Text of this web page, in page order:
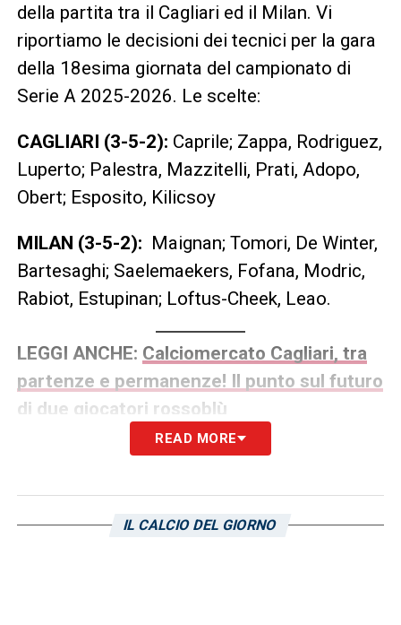
della partita tra il Cagliari ed il Milan. Vi
riportiamo le decisioni dei tecnici per la gara
della 18esima giornata del campionato di
Serie A 2025-2026. Le scelte:
CAGLIARI (3-5-2): Caprile; Zappa, Rodriguez,
Luperto; Palestra, Mazzitelli, Prati, Adopo,
Obert; Esposito, Kilicsoy
MILAN (3-5-2): Maignan; Tomori, De Winter,
Bartesaghi; Saelemaekers, Fofana, Modric,
Rabiot, Estupinan; Loftus-Cheek, Leao.
LEGGI ANCHE: Calciomercato Cagliari, tra
partenze e permanenze! Il punto sul futuro
di due giocatori rossoblù
READ MORE
IL CALCIO DEL GIORNO